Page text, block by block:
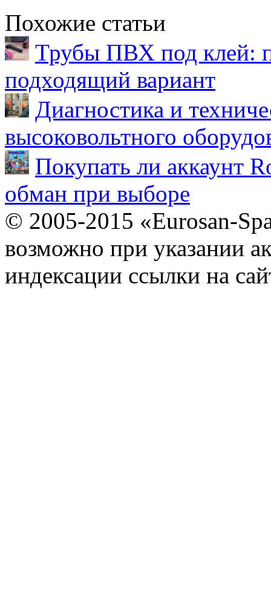
Похожие статьи
Трубы ПВХ под клей:
подходящий вариант
Диагностика и
высоковольтного
Покупать ли аккаунт
обман при выборе
© 2005-2015 «Eurosan-
возможно при указании
индексации ссылки на